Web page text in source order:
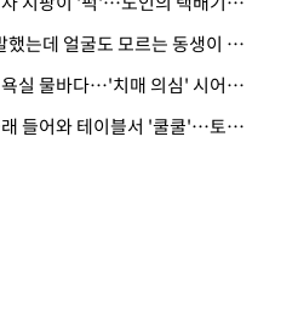
· "20년 병수발했는데 얼굴도 모르는 동생이 유산 절반을"…배다른 형제 상속권 있을까
· 냄비 태우고 욕실 물바다…'치매 의심' 시어머니 검사 권유했다가 '날벼락'
· 새벽 식당 몰래 들어와 테이블서 '쿨쿨'…토사물 남기고 사라진 남성